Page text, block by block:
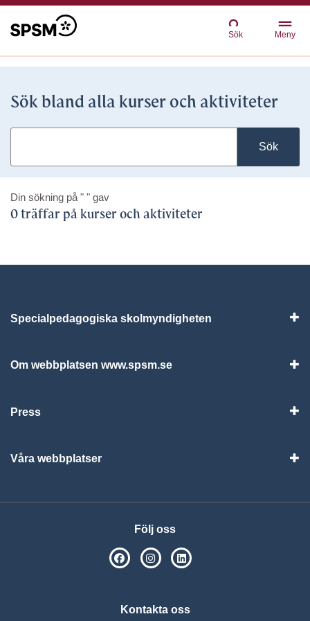
Sök Meny
Sök bland alla kurser och aktiviteter
Sök
Din sökning på " " gav
0 träffar på kurser och aktiviteter
Specialpedagogiska skolmyndigheten
Om webbplatsen www.spsm.se
Press
Våra webbplatser
Följ oss
SPSM på Facebook
SPSM på Instagram
Kontakta oss